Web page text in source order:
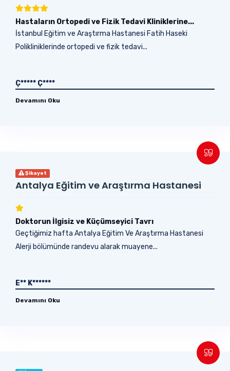
Hastaların Ortopedi ve Fizik Tedavi Kliniklerine...
İstanbul Eğitim ve Araştırma Hastanesi Fatih Haseki
Polikliniklerinde ortopedi ve fizik tedavi...
Ç***** Ç****
Devamını Oku
Şikayet
Antalya Eğitim ve Araştırma Hastanesi
Doktorun İlgisiz ve Küçümseyici Tavrı
Geçtiğimiz hafta Antalya Eğitim Ve Araştırma Hastanesi
Alerji bölümünde randevu alarak muayene...
E** K******
Devamını Oku